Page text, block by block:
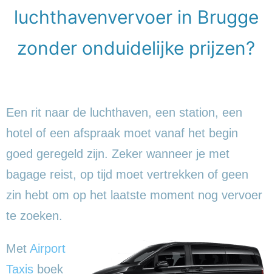
luchthavenvervoer in Brugge
zonder onduidelijke prijzen?
Een rit naar de luchthaven, een station, een
hotel of een afspraak moet vanaf het begin
goed geregeld zijn. Zeker wanneer je met
bagage reist, op tijd moet vertrekken of geen
zin hebt om op het laatste moment nog vervoer
te zoeken.
Met Airport
Taxis boek